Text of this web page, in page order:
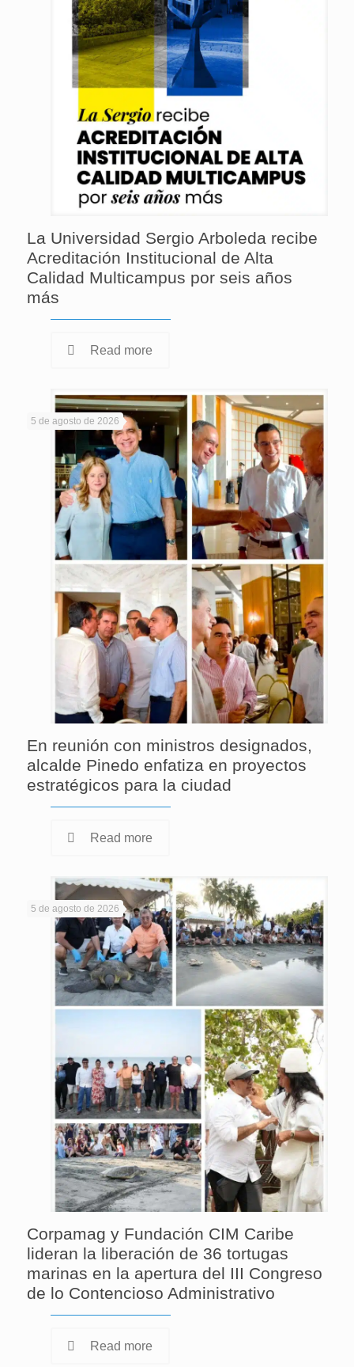
La Universidad Sergio Arboleda recibe
Acreditación Institucional de Alta
Calidad Multicampus por seis años
más
Read more
5 de agosto de 2026
En reunión con ministros designados,
alcalde Pinedo enfatiza en proyectos
estratégicos para la ciudad
Read more
5 de agosto de 2026
Corpamag y Fundación CIM Caribe
lideran la liberación de 36 tortugas
marinas en la apertura del III Congreso
de lo Contencioso Administrativo
Read more